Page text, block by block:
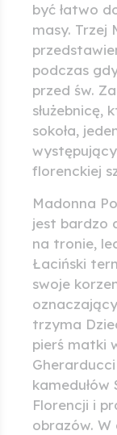
być łatwo
masy. Trzej
podczas
przed św.
sokoła,
florenckiej
Madonna
jest bardzo
na tronie,
Łaciński
swoje
trzyma
pierś matki
Florencji i
obrazów.